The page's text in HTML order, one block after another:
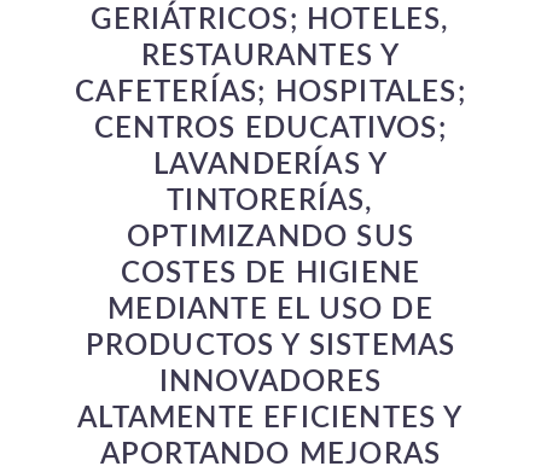
GERIÁTRICOS; HOTELES,
RESTAURANTES Y
CAFETERÍAS; HOSPITALES;
CENTROS EDUCATIVOS;
LAVANDERÍAS Y
TINTORERÍAS,
OPTIMIZANDO SUS
COSTES DE HIGIENE
MEDIANTE EL USO DE
PRODUCTOS Y SISTEMAS
INNOVADORES
ALTAMENTE EFICIENTES Y
APORTANDO MEJORAS